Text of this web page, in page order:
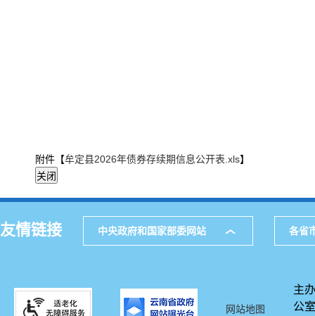
附件【牟定县2026年债券存续期信息公开表.xls】
友情链接 中央政府和国家部委网站 各省
网站地图
主
公室